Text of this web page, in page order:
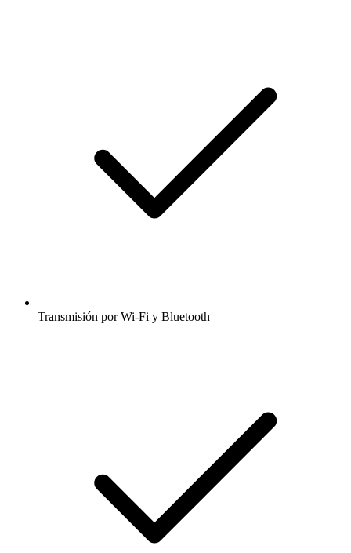
Transmisión por Wi-Fi y Bluetooth